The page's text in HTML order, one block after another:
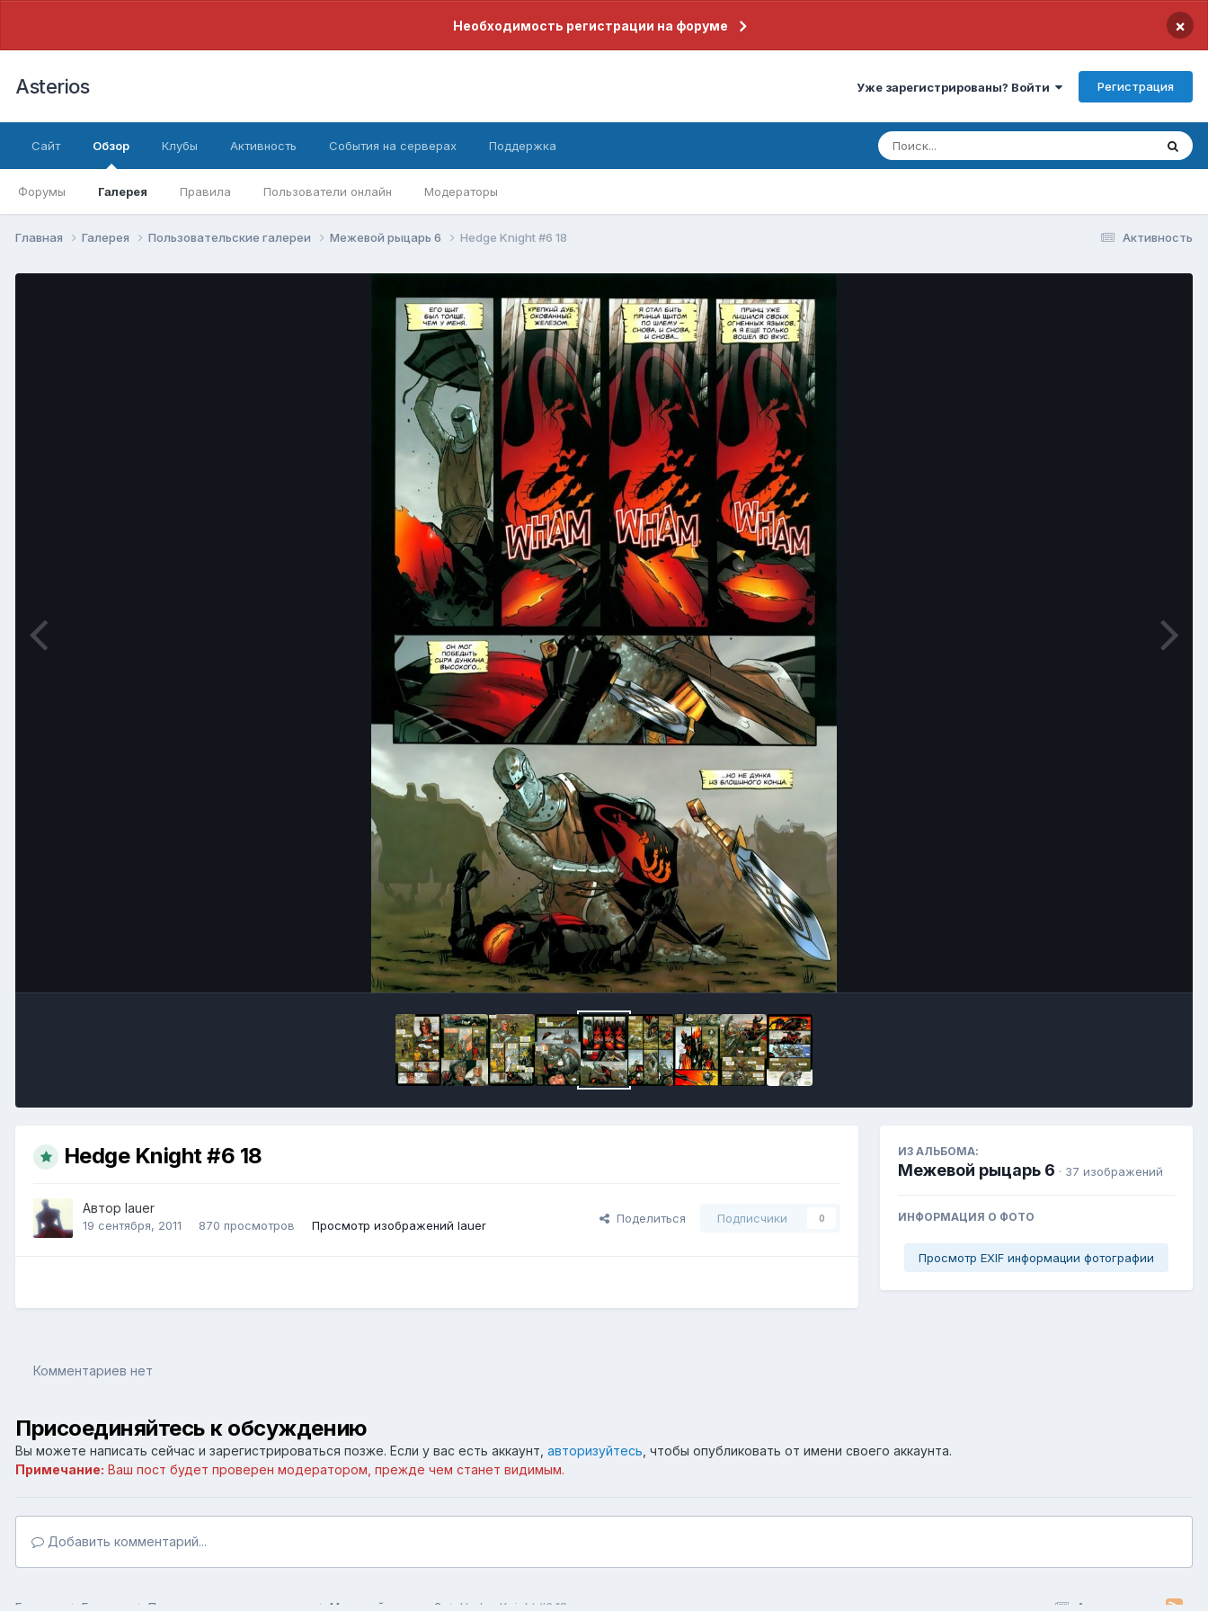
Необходимость регистрации на форуме ×
Asterios Уже зарегистрированы? Войти Регистрация
Сайт Обзор
Форумы Галерея Правила Пользователи онлайн Модераторы
Клубы Активность События на серверах Поддержка
Активность
Главная Галерея Пользовательские галереи Межевой рыцарь 6 Hedge Knight #6 18
Hedge Knight #6 18
Автор lauer
19 сентября, 2011 870 просмотров Просмотр изображений lauer
Поделиться Подписчики 0
ИЗ АЛЬБОМА:
Межевой рыцарь 6 · 37 изображений
ИНФОРМАЦИЯ О ФОТО
Просмотр EXIF информации фотографии
Комментариев нет
Присоединяйтесь к обсуждению
Вы можете написать сейчас и зарегистрироваться позже. Если у вас есть аккаунт, авторизуйтесь , чтобы опубликовать от имени своего аккаунта.
Примечание: Ваш пост будет проверен модератором, прежде чем станет видимым.
Добавить комментарий...
Активность
Главная Галерея Пользовательские галереи Межевой рыцарь 6 Hedge Knight #6 18